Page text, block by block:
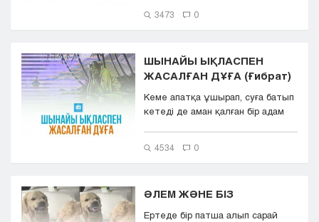
3473 0
ШЫНАЙЫ ЫҚЛАСПЕН
ЖАСАЛҒАН ДҰҒА (Ғибрат)
Кеме апатқа ұшырап, суға батып
кетеді де аман қалған бір адам
4534 0
ӘЛЕМ ЖӘНЕ БІЗ
Ертеде бір патша алып сарай